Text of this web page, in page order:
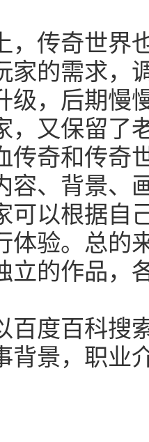
，传奇世界
家的需求，
级，后期慢
，又保留了
传奇和传奇
容、背景、
可以根据自
体验。总的
立的作品，
百度百科搜
背景，职业